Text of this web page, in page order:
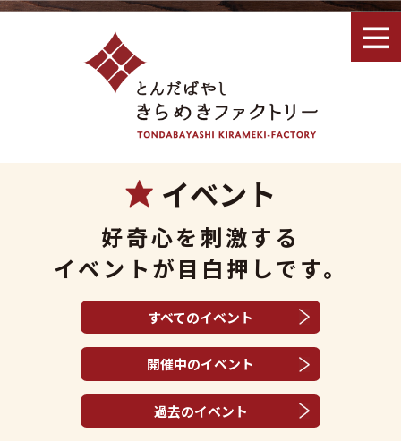
イベント
好奇心を刺激する
イベントが目白押しです。
すべてのイベント
開催中のイベント
過去のイベント